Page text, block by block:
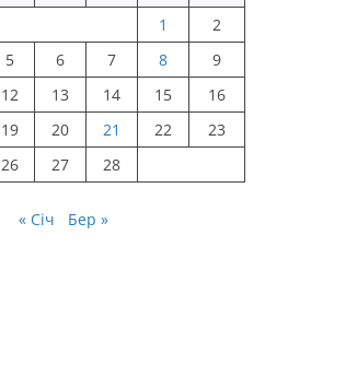
1
2
5 6 7 8
9
12 13 14 15
16
19 20 21 22
23
26 27 28
« Січ Бер »